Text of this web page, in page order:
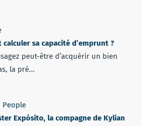
calculer sa capacité d’emprunt ?
peut-être d’acquérir un bien
la pré...
People
Expósito, la compagne de Kylian